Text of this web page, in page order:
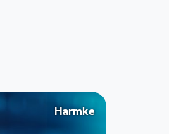
Harmke